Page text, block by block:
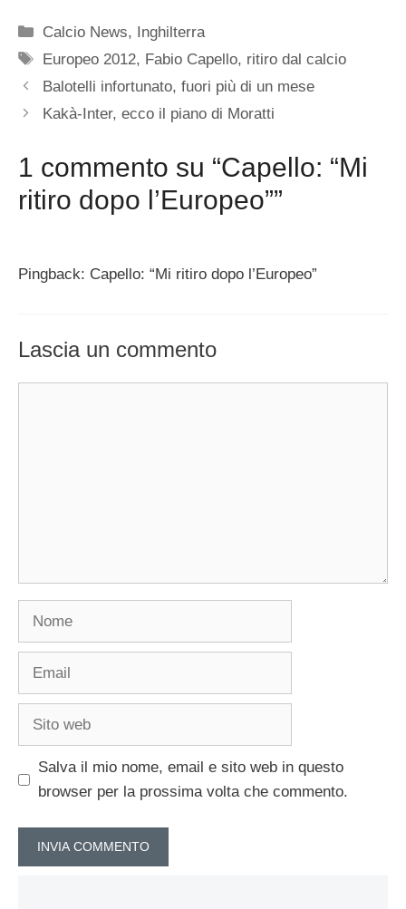
Categorie
Calcio News, Inghilterra
Tag
Europeo 2012, Fabio Capello, ritiro dal calcio
Balotelli infortunato, fuori più di un mese
Kakà-Inter, ecco il piano di Moratti
1 commento su “Capello: “Mi
ritiro dopo l’Europeo””
Pingback: Capello: “Mi ritiro dopo l’Europeo”
Lascia un commento
Nome
Email
Sito
Salva il mio nome, email e sito web in questo
browser per la prossima volta che commento.